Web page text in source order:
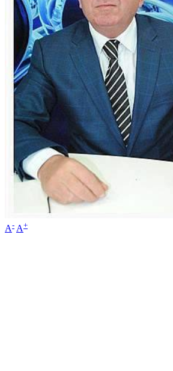
A- A+